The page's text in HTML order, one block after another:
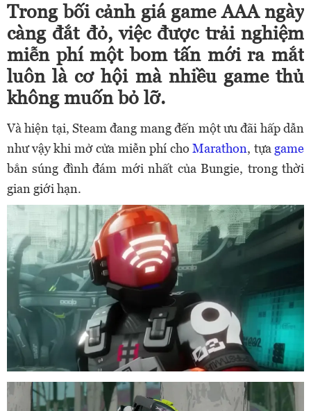
Trong bối cảnh giá game AAA ngày
càng đắt đỏ, việc được trải nghiệm
miễn phí một bom tấn mới ra mắt
luôn là cơ hội mà nhiều game thủ
không muốn bỏ lỡ.
Và hiện tại, Steam đang mang đến một ưu đãi hấp dẫn
như vậy khi mở cửa miễn phí cho Marathon, tựa game
bắn súng đình đám mới nhất của Bungie, trong thời
gian giới hạn.